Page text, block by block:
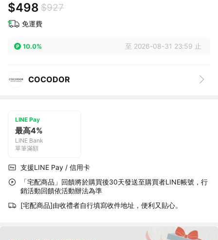
$498 $927
免運費
10.0% 至 2026-08-31 23:59 止
COCODOR
LINE Pay
最高4%
LINE Bank
單筆滿額
支援LINE Pay / 信用卡
「宅配商品」回饋將於購買後30天發送至購買者LINE帳號，行
銷活動回饋依活動辦法為準
[宅配商品]由收禮者自行填寫收件地址，便利又貼心。